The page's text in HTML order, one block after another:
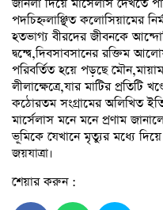
জানলা দিয়ে মার্সেলাস দেখতে
পদচিহ্নলাঞ্ছিত কলোসিয়ামের
হতভাগ্য বীরদের জীবনকে
দ্বন্দ্বে,দিবসাবসানের রক্তিম
পরিবর্তিত হয়ে পড়ছে
লীলাক্ষেত্রে,যার মাটির প্রতিটি
কঠোরতম সংগ্রামের অলিখিত
মার্সেলাস মনে মনে প্রণাম
ভূমিকে যেখানে মৃত্যুর মধ্যে
জয়যাত্রা।
শেয়ার করুন :